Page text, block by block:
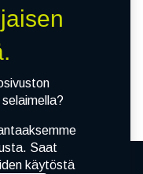
yhtään
Saat
käytöstä